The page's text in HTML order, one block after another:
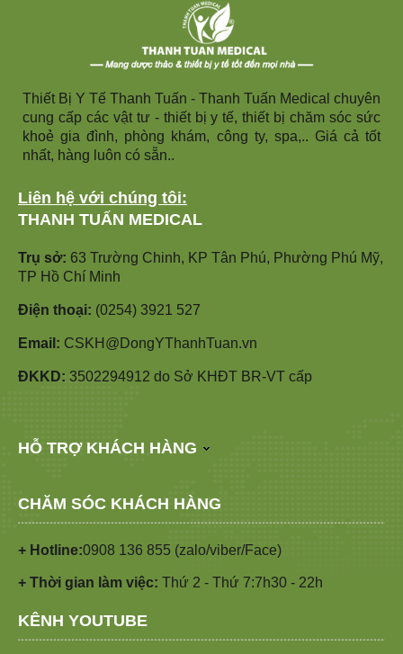
Thiết Bị Y Tế Thanh Tuấn - Thanh Tuấn Medical chuyên
cung cấp các vật tư - thiết bị y tế, thiết bị chăm sóc sức
khoẻ gia đình, phòng khám, công ty, spa,.. Giá cả tốt
nhất, hàng luôn có sẵn..
Liên hệ với chúng tôi:
THANH TUẤN MEDICAL
Trụ sở: 63 Trường Chinh, KP Tân Phú, Phường Phú Mỹ,
TP Hồ Chí Minh
Điện thoại: (0254) 3921 527
Email: CSKH@DongYThanhTuan.vn
ĐKKD: 3502294912 do Sở KHĐT BR-VT cấp
HỖ TRỢ KHÁCH HÀNG
CHĂM SÓC KHÁCH HÀNG
+ Hotline:0908 136 855 (zalo/viber/Face)
+ Thời gian làm việc: Thứ 2 - Thứ 7:7h30 - 22h
KÊNH YOUTUBE